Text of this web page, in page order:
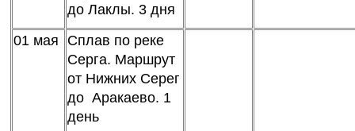
до Лаклы. 3 дня
01 мая
Сплав по реке
Серга. Маршрут
от Нижних Серег
до Аракаево. 1
день